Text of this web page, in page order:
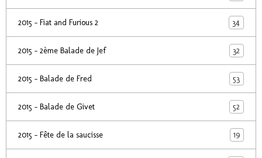
2015 - Fiat and Furious 2 34
2015 - 2ème Balade de Jef 32
2015 - Balade de Fred 53
2015 - Balade de Givet 52
2015 - Fête de la saucisse 19